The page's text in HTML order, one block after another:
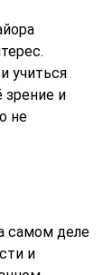
учиться
зрение и
не
самом деле
и